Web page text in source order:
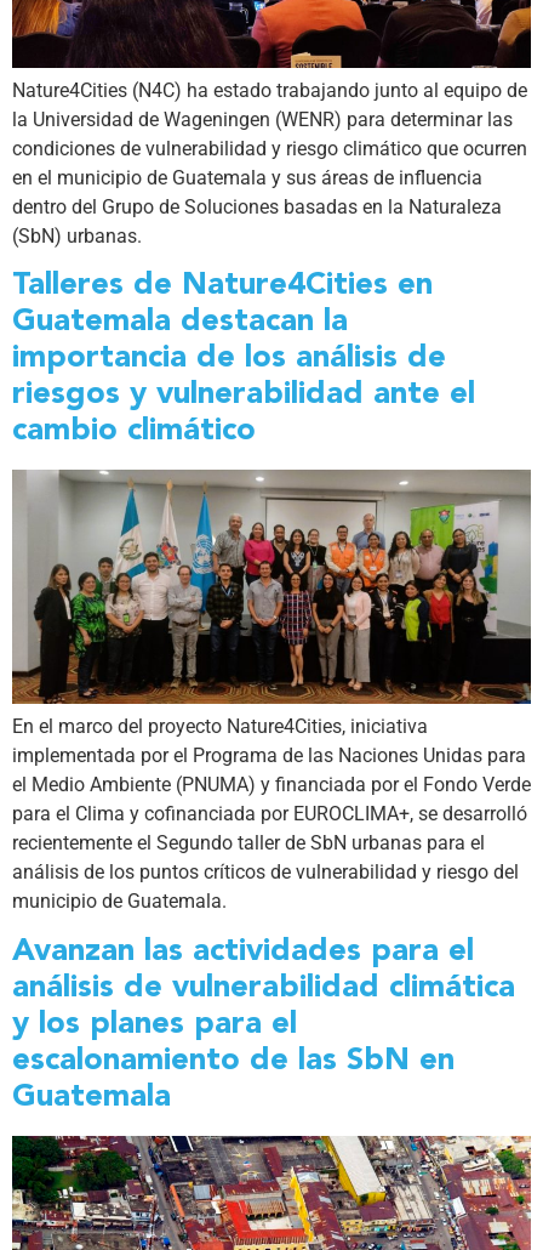
Nature4Cities (N4C) ha estado trabajando junto al equipo de
la Universidad de Wageningen (WENR) para determinar las
condiciones de vulnerabilidad y riesgo climático que ocurren
en el municipio de Guatemala y sus áreas de influencia
dentro del Grupo de Soluciones basadas en la Naturaleza
(SbN) urbanas.
Talleres de Nature4Cities en
Guatemala destacan la
importancia de los análisis de
riesgos y vulnerabilidad ante el
cambio climático
En el marco del proyecto Nature4Cities, iniciativa
implementada por el Programa de las Naciones Unidas para
el Medio Ambiente (PNUMA) y financiada por el Fondo Verde
para el Clima y cofinanciada por EUROCLIMA+, se desarrolló
recientemente el Segundo taller de SbN urbanas para el
análisis de los puntos críticos de vulnerabilidad y riesgo del
municipio de Guatemala.
Avanzan las actividades para el
análisis de vulnerabilidad climática
y los planes para el
escalonamiento de las SbN en
Guatemala